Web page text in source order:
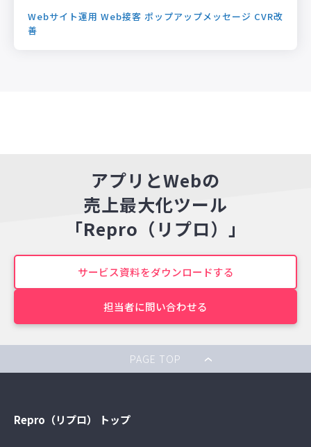
Webサイト運用 Web接客 ポップアップメッセージ CVR改
善
アプリとWebの
売上最大化ツール
「Repro（リプロ）」
サービス資料をダウンロードする
担当者に問い合わせる
PAGE TOP
Repro（リプロ） トップ